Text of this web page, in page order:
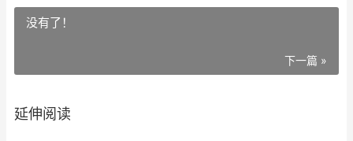
没有了！
下一篇 »
延伸阅读